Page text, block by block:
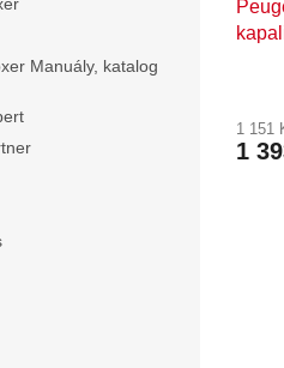
Manuály, katalog
1 151
1